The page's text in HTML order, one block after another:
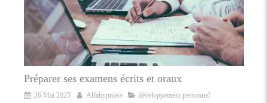
Préparer ses examens écrits et oraux
26 Mai 2025 Alfahypnose développement personnel